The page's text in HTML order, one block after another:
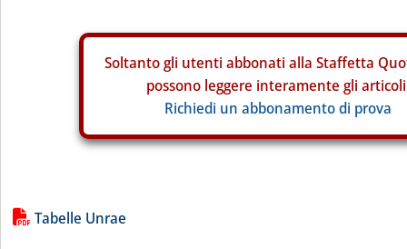
Soltanto gli utenti abbonati alla Staffetta
possono leggere interamente gli
Richiedi un abbonamento di prova
Lista allegati PDF alla notizia
Tabelle Unrae